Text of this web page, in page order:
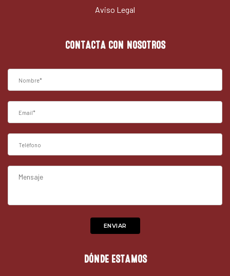
Aviso Legal
CONTACTA CON NOSOTROS
DÓNDE ESTAMOS